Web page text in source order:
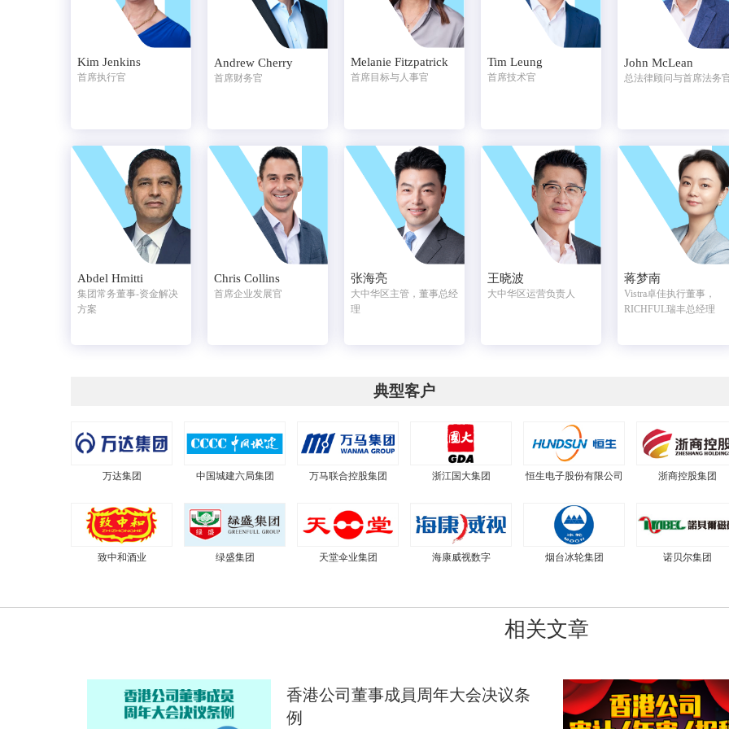
Kim Jenkins
首席执行官
Andrew Cherry
首席财务官
Melanie Fitzpatrick
首席目标与人事官
Tim Leung
首席技术官
John McLean
总法律顾问与首席法务
Abdel Hmitti
集团常务董事-资金解决
方案
Chris Collins
首席企业发展官
张海亮
大中华区主管，董事总经
理
王晓波
大中华区运营负责人
蒋梦南
Vistra卓佳执行董事，
RICHFUL瑞丰总经理
典型客户
万达集团 中国城建六局集团 万马联合控股集团 浙江国大集团 恒生电子股份有限公司 浙商控股集团
致中和酒业 绿盛集团 天堂伞业集团 海康威视数字 烟台冰轮集团 诺贝尔集团
相关文章
香港公司董事成員周年大会决议条
例